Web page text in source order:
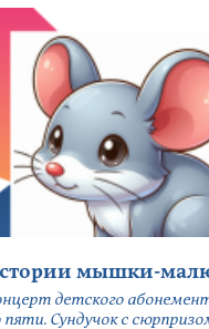
мышки-
детского
пяти. Сундучок с